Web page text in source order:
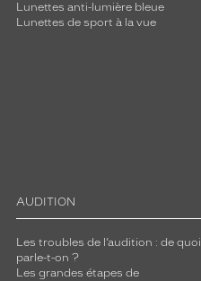
Lunettes anti-lumière bleue
Lunettes de sport à la vue
AUDITION
Les troubles de l’audition : de quoi
parle-t-on ?
Les grandes étapes de